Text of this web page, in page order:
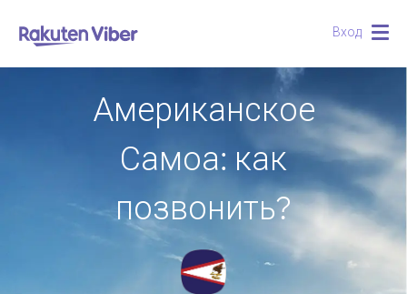
Вход
Американское
Самоа: как
позвонить?